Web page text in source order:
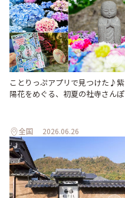
ことりっぷアプリで見つけた♪紫
陽花をめぐる、初夏の社寺さんぽ
全国 2026.06.26